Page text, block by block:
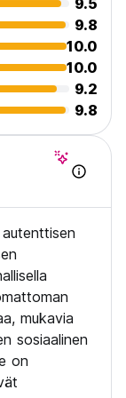
translated
9.5
9.8
10.0
10.0
9.2
9.8
mukavia
sosiaalinen
on